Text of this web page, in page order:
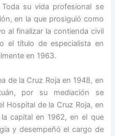
su vida profesional se
en la que prosiguió como
al finalizar la contienda civil
el título de especialista en
en 1963.
de la Cruz Roja en 1948, en
por su mediación se
Hospital de la Cruz Roja, en
capital en 1962, en el que
y desempeñó el cargo de